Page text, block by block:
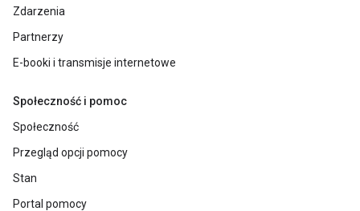
Zdarzenia
Partnerzy
E-booki i transmisje internetowe
Społeczność i pomoc
Społeczność
Przegląd opcji pomocy
Stan
Portal pomocy